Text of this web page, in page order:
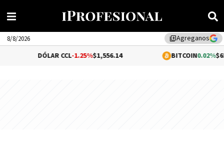
library_addAgreganos
8/8/2026
DÓLAR CCL-1.25%$1,556.14 BITCOIN0.02%